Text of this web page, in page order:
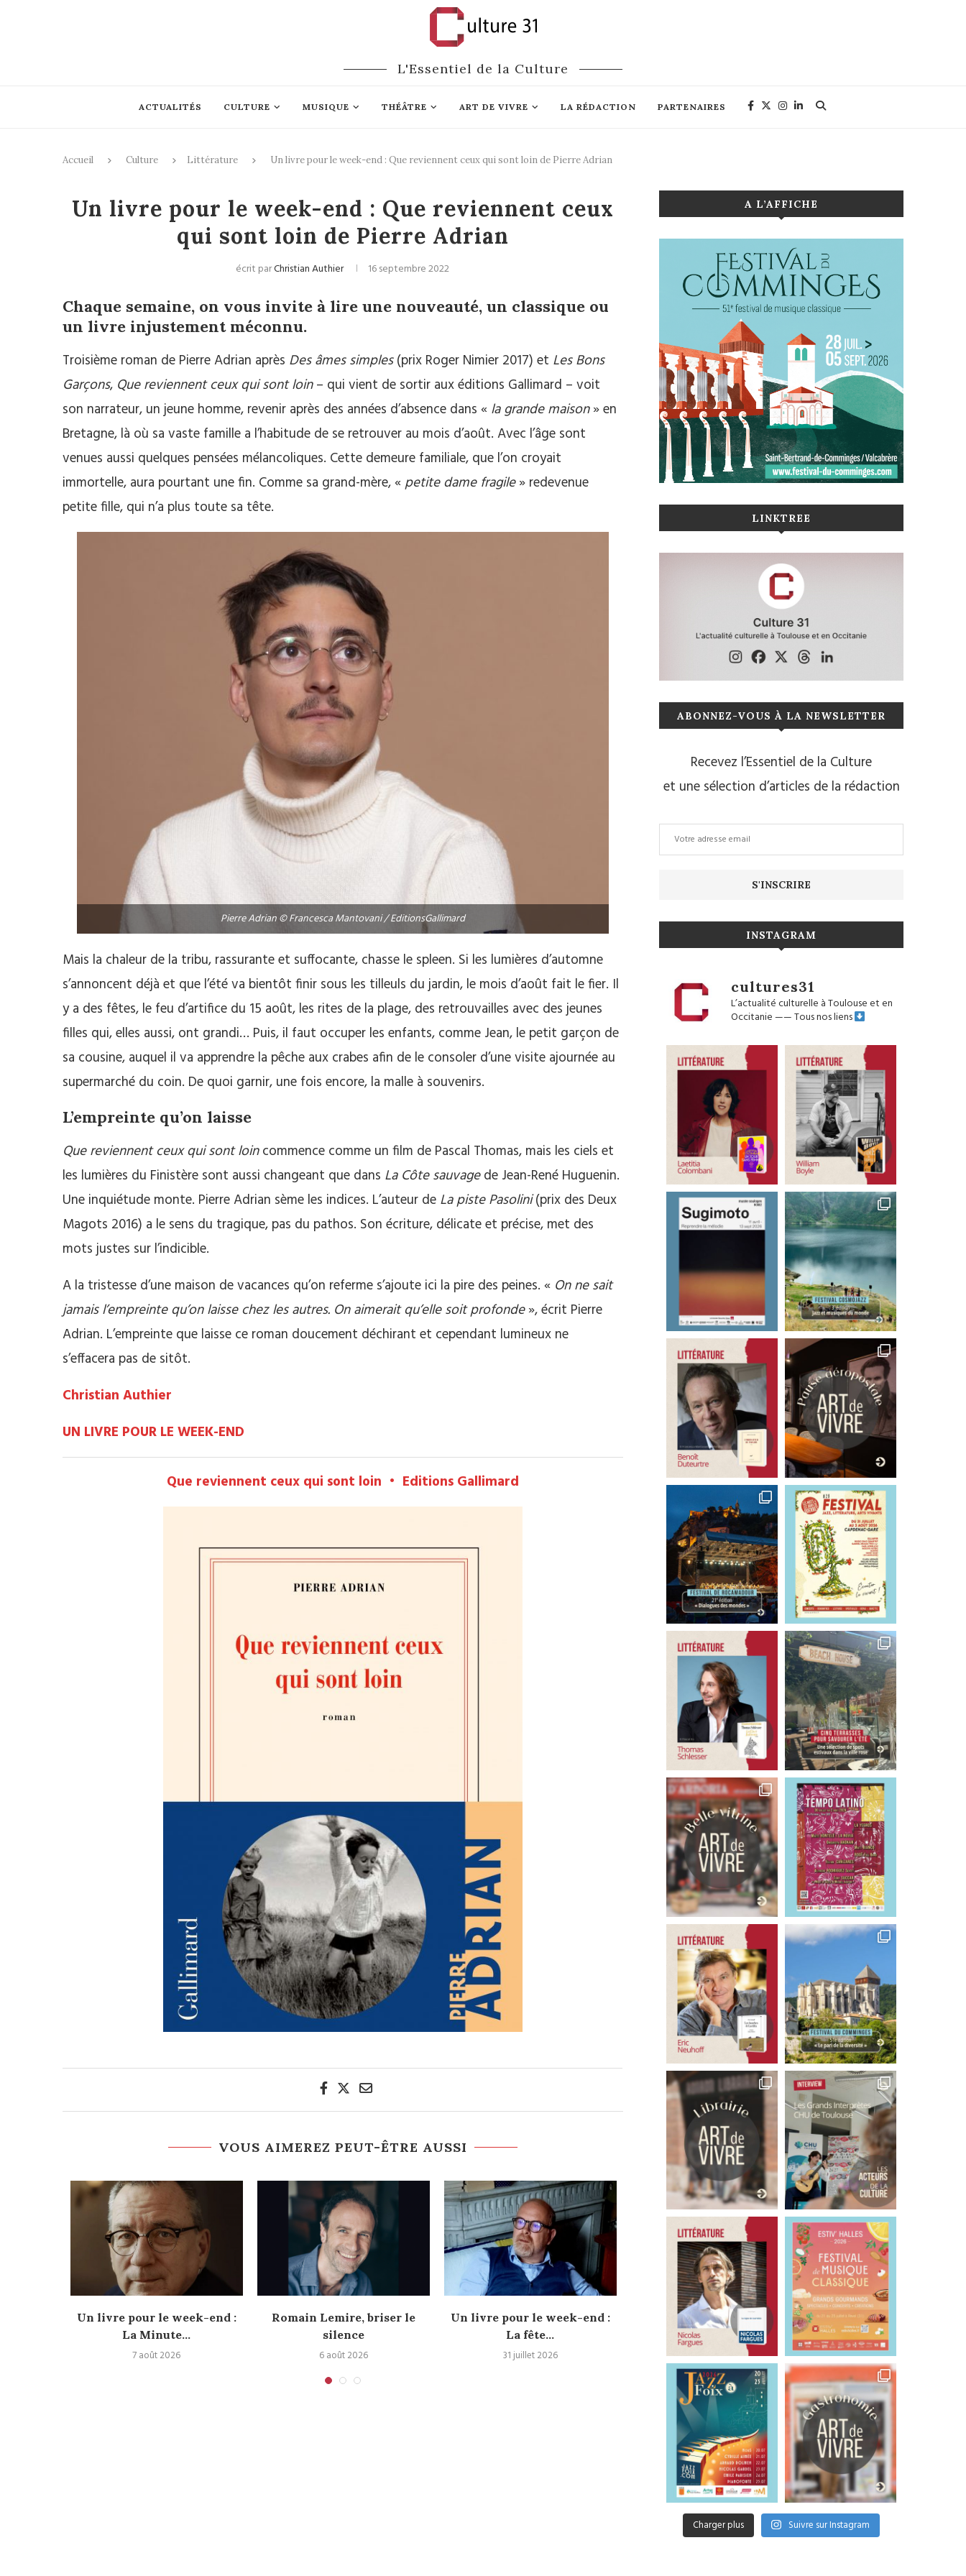
L'Essentiel de la Culture
ACTUALITÉS CULTURE MUSIQUE THÉÂTRE ART DE VIVRE LA RÉDACTION PARTENAIRES
Accueil Culture Littérature Un livre pour le week-end : Que reviennent ceux qui sont loin de Pierre Adrian
Un livre pour le week-end : Que reviennent ceux
qui sont loin de Pierre Adrian
écrit parChristian Authier 16 septembre 2022
Chaque semaine, on vous invite à lire une nouveauté, un classique ou
un livre injustement méconnu.
Troisième roman de Pierre Adrian après Des âmes simples(prix Roger Nimier 2017) et Les Bons
Garçons, Que reviennent ceux qui sont loin– qui vient de sortir aux éditions Gallimard – voit
son narrateur, un jeune homme, revenir après des années d’absence dans « la grande maison» en
Bretagne, là où sa vaste famille a l’habitude de se retrouver au mois d’août. Avec l’âge sont
venues aussi quelques pensées mélancoliques. Cette demeure familiale, que l’on croyait
immortelle, aura pourtant une fin. Comme sa grand-mère, «petite dame fragile» redevenue
petite fille, qui n’a plus toute sa tête.
Pierre Adrian © Francesca Mantovani / EditionsGallimard
Mais la chaleur de la tribu, rassurante et suffocante, chasse le spleen. Si les lumières d’automne
s’annoncent déjà et que l’été va bientôt finir sous les tilleuls du jardin, le mois d’août fait le fier. Il
y a des fêtes, le feu d’artifice du 15 août, les rites de la plage, des retrouvailles avec des jeunes
filles qui, elles aussi, ont grandi… Puis, il faut occuper les enfants, comme Jean, le petit garçon de
sa cousine, auquel il va apprendre la pêche aux crabes afin de le consoler d’une visite ajournée au
supermarché du coin. De quoi garnir, une fois encore, la malle à souvenirs.
L’empreinte qu’on laisse
Que reviennent ceux qui sont loincommence comme un film de Pascal Thomas, mais les ciels et
les lumières du Finistère sont aussi changeant que dans La Côte sauvagede Jean-René Huguenin.
Une inquiétude monte. Pierre Adrian sème les indices. L’auteur de La piste Pasolini(prix des Deux
Magots 2016) a le sens du tragique, pas du pathos. Son écriture, délicate et précise, met des
mots justes sur l’indicible.
A la tristesse d’une maison de vacances qu’on referme s’ajoute ici la pire des peines. « On ne sait
jamais l’empreinte qu’on laisse chez les autres. On aimerait qu’elle soit profonde», écrit Pierre
Adrian. L’empreinte que laisse ce roman doucement déchirant et cependant lumineux ne
s’effacera pas de sitôt.
Christian Authier
UN LIVRE POUR LE WEEK-END
Que reviennent ceux qui sont loin • Editions Gallimard
VOUS AIMEREZ PEUT-ÊTRE AUSSI
Un livre pour le week-end :
La Minute...
7 août 2026
Romain Lemire, briser le
silence
6 août 2026
Un livre pour le week-end :
La fête...
31 juillet 2026
Laetitia Colombani, un
combat pour toutes
30 juillet 2026
Sylvie Bagur, Le
l’exécution anticipée
28 juillet 2026
A L’AFFICHE
LINKTREE
ABONNEZ-VOUS À LA NEWSLETTER
Recevez l’Essentiel de la Culture
et une sélection d’articles de la rédaction
INSTAGRAM
cultures31
L’actualité culturelle à Toulouse et en
Occitanie——Tous nos liens
Charger plus Suivre sur Instagram